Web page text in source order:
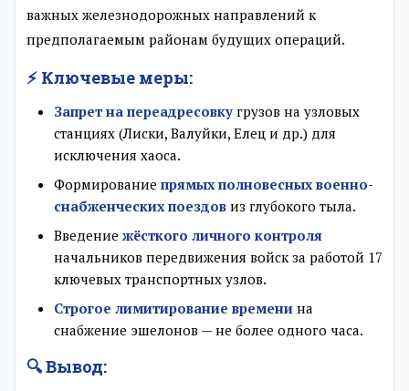
важных железнодорожных направлений к
предполагаемым районам будущих операций.
⚡ Ключевые меры:
Запрет на переадресовку грузов на узловых
станциях (Лиски, Валуйки, Елец и др.) для
исключения хаоса.
Формирование прямых полновесных военно-
снабженческих поездов из глубокого тыла.
Введение жёсткого личного контроля
начальников передвижения войск за работой 17
ключевых транспортных узлов.
Строгое лимитирование времени на
снабжение эшелонов — не более одного часа.
🔍 Вывод: